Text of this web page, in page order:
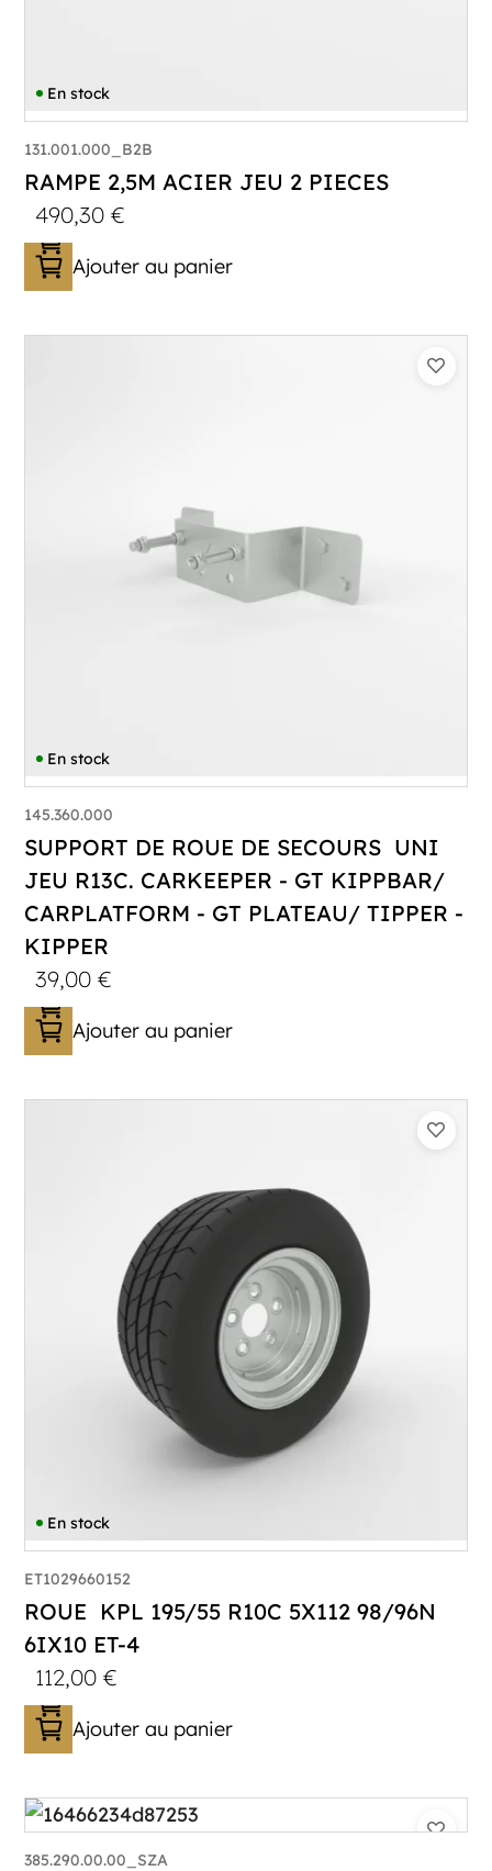
En stock
131.001.000_B2B
RAMPE 2,5M ACIER JEU 2 PIECES
490,30€
Ajouter au panier
En stock
145.360.000
SUPPORT DE ROUE DE SECOURS UNI
JEU R13C. CARKEEPER - GT KIPPBAR/
CARPLATFORM - GT PLATEAU/ TIPPER -
KIPPER
39,00€
Ajouter au panier
En stock
ET1029660152
ROUE KPL 195/55 R10C 5X112 98/96N
6IX10 ET-4
112,00€
Ajouter au panier
385.290.00.00_SZA